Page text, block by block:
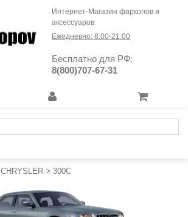
Интернет-Магазин фаркопов и
аксессуаров
Ежедневно: 8:00-21:00
Бесплатно для РФ:
8(800)707-67-31
CHRYSLER > 300C